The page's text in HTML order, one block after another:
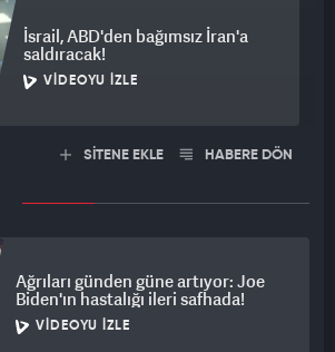
İsrail, ABD'den bağımsız İran'a
saldıracak!
VIDEOYU İZLE
SİTENE EKLE HABERE DÖN
Ağrıları günden güne artıyor: Joe
Biden'ın hastalığı ileri safhada!
VIDEOYU İZLE